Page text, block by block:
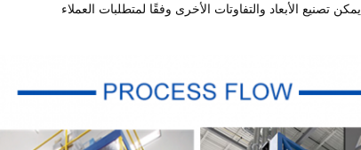
يمكن تصنيع الأبعاد والتفاوتات الأخرى وفقًا لمتطلبات العملاء